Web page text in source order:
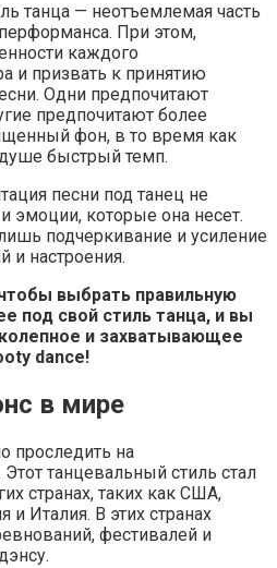
танца — неотъемлемая часть
При этом,
каждого
и призвать к принятию
Одни предпочитают
предпочитают более
фон, в то время как
быстрый темп.
песни под танец не
эмоции, которые она несет.
подчеркивание и усиление
настроения.
выбрать правильную
под свой стиль танца, и вы
и захватывающее
dance!
в мире
проследить на
танцевальный стиль стал
странах, таких как США,
и Италия. В этих странах
фестивалей и